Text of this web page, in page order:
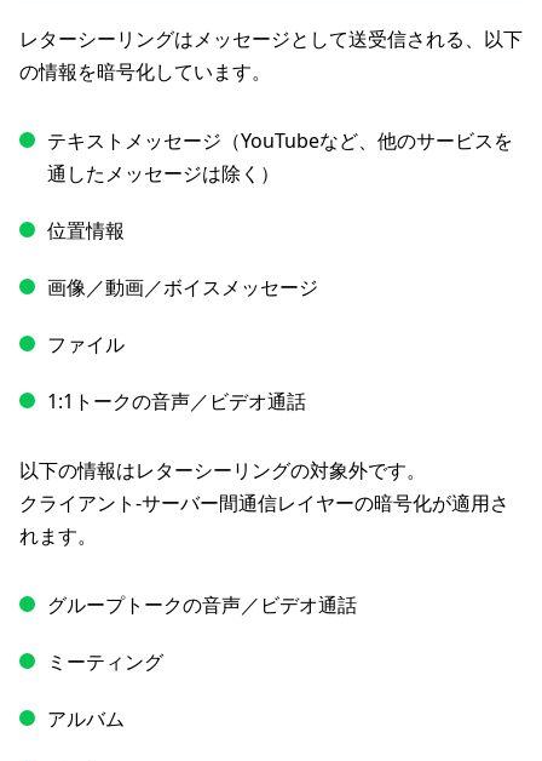
レターシーリングはメッセージとして送受信される、以下
の情報を暗号化しています。
テキストメッセージ（YouTubeなど、他のサービスを
通したメッセージは除く）
位置情報
画像／動画／ボイスメッセージ
ファイル
1:1トークの音声／ビデオ通話
以下の情報はレターシーリングの対象外です。
クライアント-サーバー間通信レイヤーの暗号化が適用さ
れます。
グループトークの音声／ビデオ通話
ミーティング
アルバム